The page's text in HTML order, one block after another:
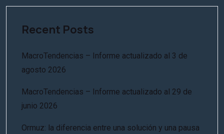
Recent Posts
MacroTendencias – Informe actualizado al 3 de
agosto 2026
MacroTendencias – Informe actualizado al 29 de
junio 2026
Ormuz: la diferencia entre una solución y una pausa